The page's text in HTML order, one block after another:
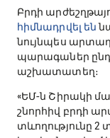
Բրդի
հիմնադրվել են
նույնպես
պարագաներ
աշխատատեղ։
«ԵՄ-ն Շիրակի
շնորհիվ բրդի
տևողությունը 2